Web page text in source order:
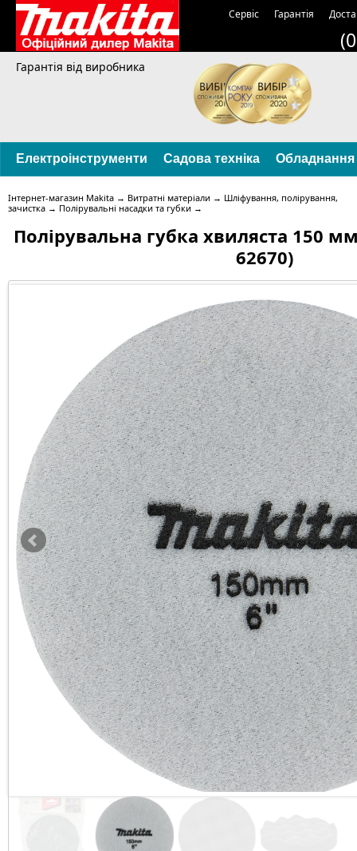
Сервіс Гарантія
Гарантія від виробника
Електроінструменти Садова техніка Обладнання
Інтернет-магазин Makita → Витратні матеріали → Шліфування, полірування,
зачистка → Полірувальні насадки та губки →
Полірувальна губка хвиляста 150
62670)